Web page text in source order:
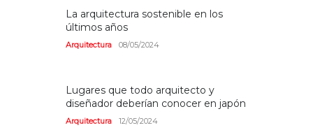
La arquitectura sostenible en los
últimos años
Arquitectura 08/05/2024
Lugares que todo arquitecto y
diseñador deberían conocer en japón
Arquitectura 12/05/2024